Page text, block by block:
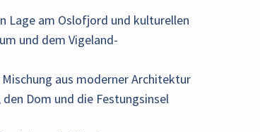
Lage am Oslofjord und kulturellen
und dem Vigeland-
aus moderner Architektur
Dom und die Festungsinsel